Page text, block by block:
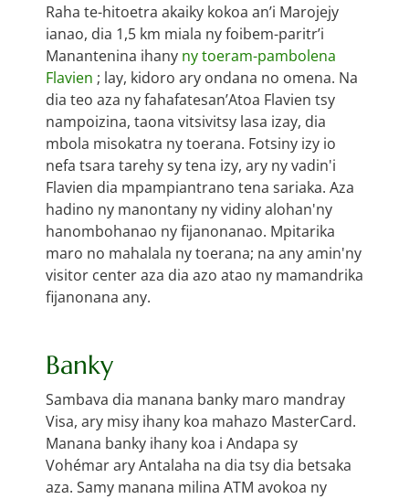
Raha te-hitoetra akaiky kokoa an’i Marojejy
ianao, dia 1,5 km miala ny foibem-paritr’i
Manantenina ihany ny toeram-pambolena
Flavien ; lay, kidoro ary ondana no omena. Na
dia teo aza ny fahafatesan’Atoa Flavien tsy
nampoizina, taona vitsivitsy lasa izay, dia
mbola misokatra ny toerana. Fotsiny izy io
nefa tsara tarehy sy tena izy, ary ny vadin'i
Flavien dia mpampiantrano tena sariaka. Aza
hadino ny manontany ny vidiny alohan'ny
hanombohanao ny fijanonanao. Mpitarika
maro no mahalala ny toerana; na any amin'ny
visitor center aza dia azo atao ny mamandrika
fijanonana any.
Banky
Sambava dia manana banky maro mandray
Visa, ary misy ihany koa mahazo MasterCard.
Manana banky ihany koa i Andapa sy
Vohémar ary Antalaha na dia tsy dia betsaka
aza. Samy manana milina ATM avokoa ny